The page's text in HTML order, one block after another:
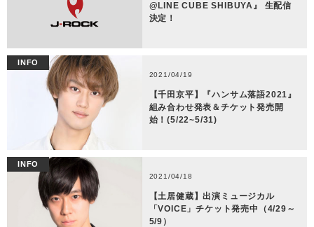
@LINE CUBE SHIBUYA』 生配信
決定！
INFO
2021/04/19
【千田京平】『ハンサム落語2021』
組み合わせ発表＆チケット発売開
始！(5/22~5/31)
INFO
2021/04/18
【土居健蔵】出演ミュージカル
「VOICE」チケット発売中（4/29～
5/9）